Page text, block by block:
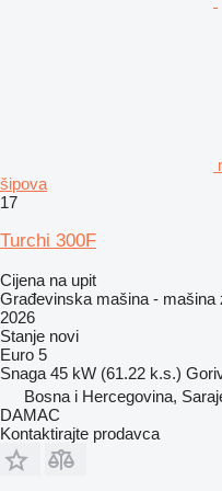
šipova
17
Turchi 300F
Cijena na upit
Građevinska mašina - mašina
2026
Stanje novi
Euro 5
Snaga 45 kW (61.22 k.s.)
Bosna i Hercegovina,
DAMAC
Kontaktirajte prodavca